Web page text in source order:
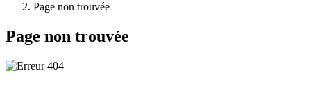
Page non trouvée
Page non trouvée